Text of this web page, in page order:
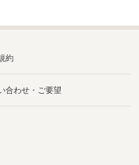
約
合わせ・ご要望